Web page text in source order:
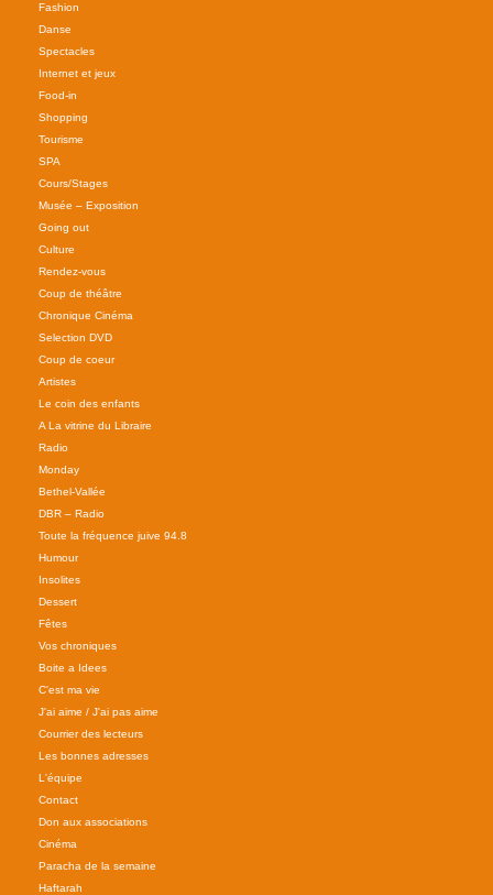
Fashion
Danse
Spectacles
Internet et jeux
Food-in
Shopping
Tourisme
SPA
Cours/Stages
Musée – Exposition
Going out
Culture
Rendez-vous
Coup de théâtre
Chronique Cinéma
Selection DVD
Coup de coeur
Artistes
Le coin des enfants
A La vitrine du Libraire
Radio
Monday
Bethel-Vallée
DBR – Radio
Toute la fréquence juive 94.8
Humour
Insolites
Dessert
Fêtes
Vos chroniques
Boite a Idees
C'est ma vie
J'ai aime / J'ai pas aime
Courrier des lecteurs
Les bonnes adresses
L'équipe
Contact
Don aux associations
Cinéma
Paracha de la semaine
Haftarah